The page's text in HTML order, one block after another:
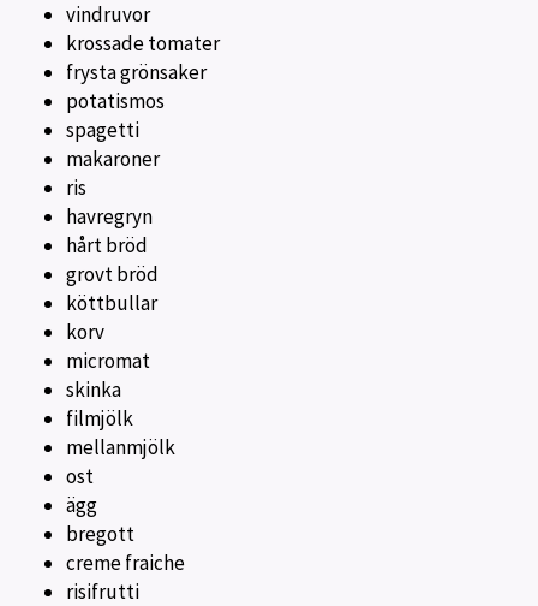
vindruvor
krossade tomater
frysta grönsaker
potatismos
spagetti
makaroner
ris
havregryn
hårt bröd
grovt bröd
köttbullar
korv
micromat
skinka
filmjölk
mellanmjölk
ost
ägg
bregott
creme fraiche
risifrutti